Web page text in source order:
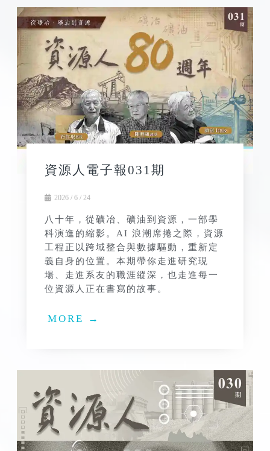
資源人電子報031期
2026 / 6 / 24
八十年，從礦冶、礦油到資源，一部學
科演進的縮影。AI 浪潮席捲之際，資源
工程正以跨域整合與數據驅動，重新定
義自身的位置。本期帶你走進研究現
場、走進系友的職涯縱深，也走進每一
位資源人正在書寫的故事。
MORE →